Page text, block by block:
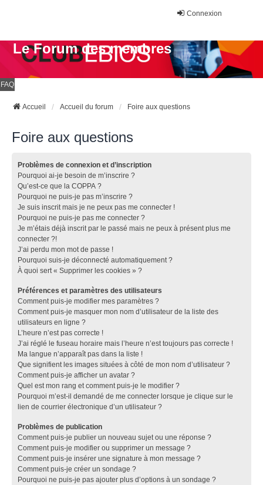
Connexion
Le Forum des membres
FAQ
Accueil Accueil du forum Foire aux questions
Foire aux questions
Problèmes de connexion et d’inscription
Pourquoi ai-je besoin de m’inscrire ?
Qu’est-ce que la COPPA ?
Pourquoi ne puis-je pas m’inscrire ?
Je suis inscrit mais je ne peux pas me connecter !
Pourquoi ne puis-je pas me connecter ?
Je m’étais déjà inscrit par le passé mais ne peux à présent plus me
connecter ?!
J’ai perdu mon mot de passe !
Pourquoi suis-je déconnecté automatiquement ?
À quoi sert « Supprimer les cookies » ?
Préférences et paramètres des utilisateurs
Comment puis-je modifier mes paramètres ?
Comment puis-je masquer mon nom d’utilisateur de la liste des
utilisateurs en ligne ?
L’heure n’est pas correcte !
J’ai réglé le fuseau horaire mais l’heure n’est toujours pas correcte !
Ma langue n’apparaît pas dans la liste !
Que signifient les images situées à côté de mon nom d’utilisateur ?
Comment puis-je afficher un avatar ?
Quel est mon rang et comment puis-je le modifier ?
Pourquoi m’est-il demandé de me connecter lorsque je clique sur le
lien de courrier électronique d’un utilisateur ?
Problèmes de publication
Comment puis-je publier un nouveau sujet ou une réponse ?
Comment puis-je modifier ou supprimer un message ?
Comment puis-je insérer une signature à mon message ?
Comment puis-je créer un sondage ?
Pourquoi ne puis-je pas ajouter plus d’options à un sondage ?